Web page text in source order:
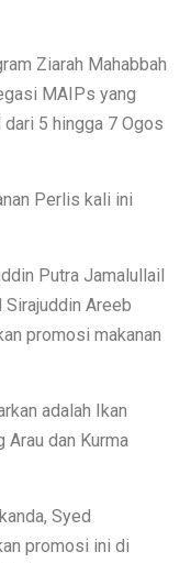
Ziarah Mahabbah
MAIPs yang
5 hingga 7 Ogos
Perlis kali ini
Putra Jamalullail
Sirajuddin Areeb
promosi makanan
adalah Ikan
Arau dan Kurma
Syed
promosi ini di